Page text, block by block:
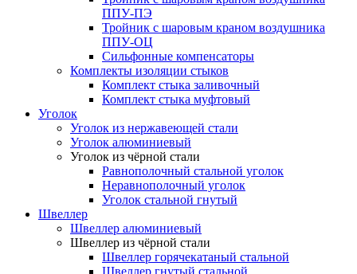
ППУ-ПЭ
Тройник с шаровым краном воздушника
ППУ-ОЦ
Сильфонные компенсаторы
Комплекты изоляции стыков
Комплект стыка заливочный
Комплект стыка муфтовый
Уголок
Уголок из нержавеющей стали
Уголок алюминиевый
Уголок из чёрной стали
Равнополочный стальной уголок
Неравнополочный уголок
Уголок стальной гнутый
Швеллер
Швеллер алюминиевый
Швеллер из чёрной стали
Швеллер горячекатаный стальной
Швеллер гнутый стальной